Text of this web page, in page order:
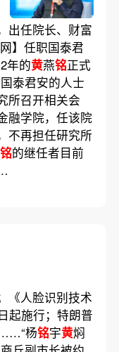
出任院长、财富
】任职国泰君
年的黄燕铭正式
泰君安的人士
所召开相关会
融学院，任该院
不再担任研究所
铭的继任者目前
《人脸识别技术
起施行；特朗普
……“杨铭宇黄焖